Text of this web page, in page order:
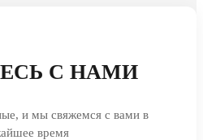
С НАМИ
и мы свяжемся с вами в
время